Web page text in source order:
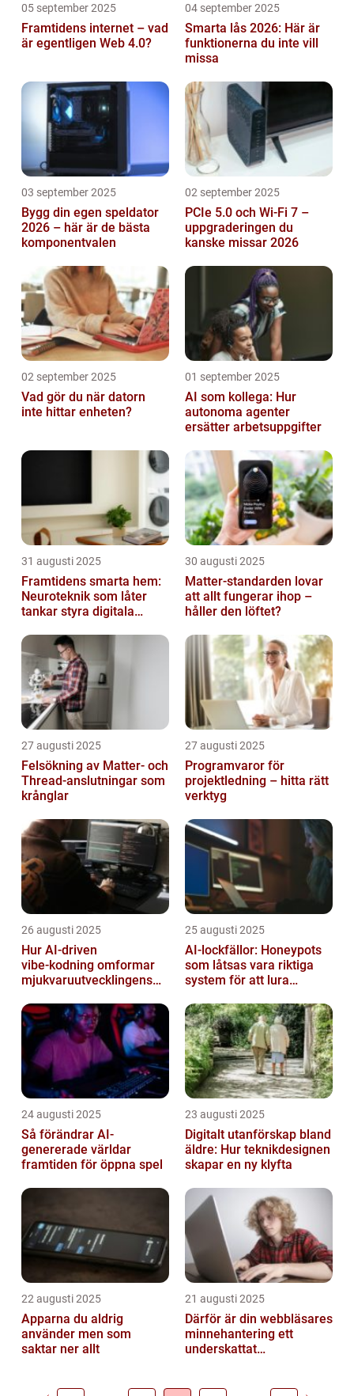
05 september 2025
Framtidens internet – vad
är egentligen Web 4.0?
04 september 2025
Smarta lås 2026: Här är
funktionerna du inte vill
missa
03 september 2025
Bygg din egen speldator
2026 – här är de bästa
komponentvalen
02 september 2025
PCIe 5.0 och Wi-Fi 7 –
uppgraderingen du
kanske missar 2026
02 september 2025
Vad gör du när datorn
inte hittar enheten?
01 september 2025
AI som kollega: Hur
autonoma agenter
ersätter arbetsuppgifter
31 augusti 2025
Framtidens smarta hem:
Neuroteknik som låter
tankar styra digitala
30 augusti 2025
Matter-standarden lovar
att allt fungerar ihop –
håller den löftet?
27 augusti 2025
Felsökning av Matter‑ och
Thread‑anslutningar som
krånglar
27 augusti 2025
Programvaror för
projektledning – hitta rätt
verktyg
26 augusti 2025
Hur AI‑driven
vibe‑kodning omformar
mjukvaruutvecklingens
25 augusti 2025
AI-lockfällor: Honeypots
som låtsas vara riktiga
system för att lura
24 augusti 2025
Så förändrar AI-
genererade världar
framtiden för öppna spel
23 augusti 2025
Digitalt utanförskap bland
äldre: Hur teknikdesignen
skapar en ny klyfta
22 augusti 2025
Apparna du aldrig
använder men som
saktar ner allt
21 augusti 2025
Därför är din webbläsares
minnehantering ett
underskattat